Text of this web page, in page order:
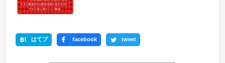
はてブ facebook tweet